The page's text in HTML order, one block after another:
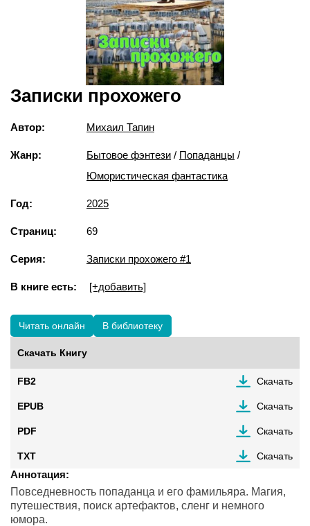
Записки прохожего
Автор: Михаил Тапин
Жанр: Бытовое фэнтези / Попаданцы /
Юмористическая фантастика
Год: 2025
Страниц: 69
Серия: Записки прохожего #1
В книге есть: [+добавить]
Читать онлайн В библиотеку
Скачать Книгу
FB2 Скачать
EPUB Скачать
PDF Скачать
TXT Скачать
Аннотация:
Повседневность попаданца и его фамильяра. Магия,
путешествия, поиск артефактов, сленг и немного
юмора.